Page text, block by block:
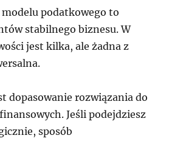
podatkowego to
stabilnego biznesu. W
jest kilka, ale żadna z
dopasowanie rozwiązania do
Jeśli podejdziesz
sposób